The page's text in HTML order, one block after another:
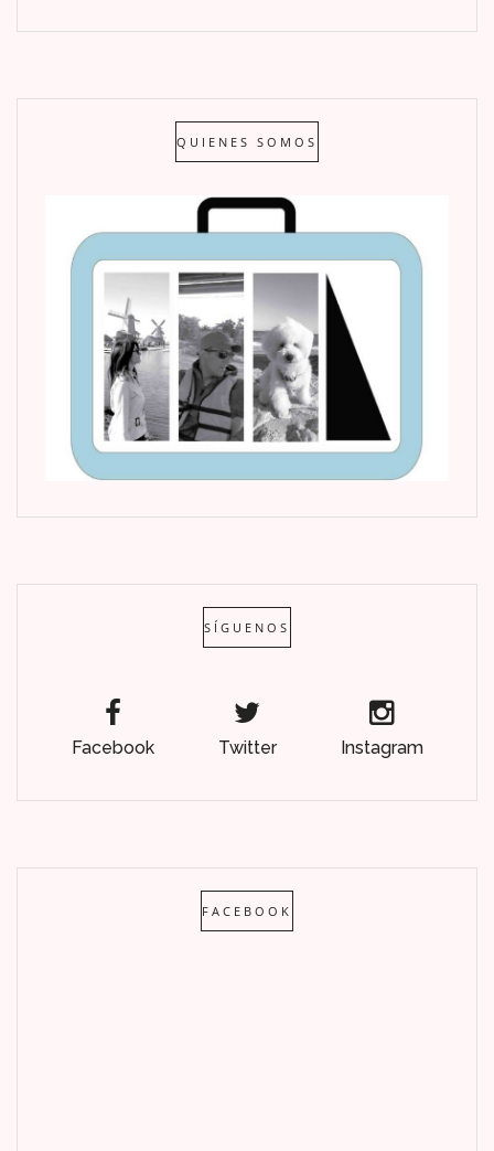
QUIENES SOMOS
SÍGUENOS
Facebook Twitter Instagram
FACEBOOK